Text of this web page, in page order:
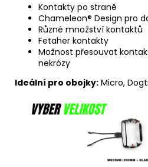
Kontakty po straně
Chameleon® Design pro
Různé množství kontaktů
Fetaher kontakty
Možnost přesouvat
nekrózy
Ideální pro obojky: Micro,